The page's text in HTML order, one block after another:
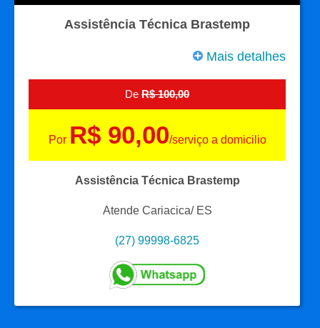
Assistência Técnica Brastemp
Mais detalhes
De R$ 100,00
Por R$ 90,00/serviço a domicilio
Assistência Técnica Brastemp
Atende Cariacica/ ES
(27) 99998-6825